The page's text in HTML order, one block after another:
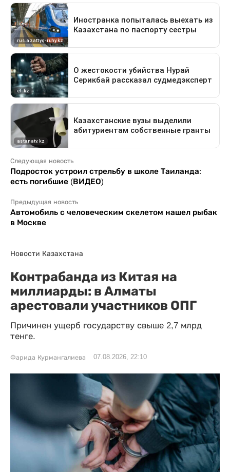
Следующая новость
Подросток устроил стрельбу в школе Таиланда:
есть погибшие (ВИДЕО)
Предыдущая новость
Автомобиль с человеческим скелетом нашел рыбак
в Москве
Новости Казахстана
Контрабанда из Китая на
миллиарды: в Алматы
арестовали участников ОПГ
Причинен ущерб государству свыше 2,7 млрд
тенге.
Фарида Курмангалиева 07.08.2026, 22:10